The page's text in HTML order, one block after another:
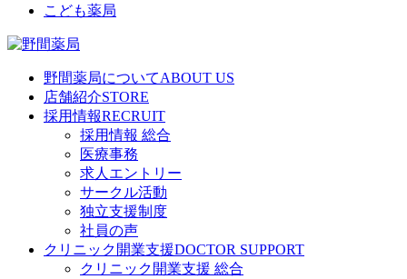
こども薬局
野間薬局についてABOUT US
店舗紹介STORE
採用情報RECRUIT
採用情報 総合
医療事務
求人エントリー
サークル活動
独立支援制度
社員の声
クリニック開業支援DOCTOR SUPPORT
クリニック開業支援 総合